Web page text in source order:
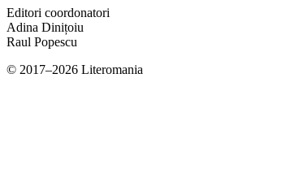
Editori coordonatori
Adina Dinițoiu
Raul Popescu
© 2017–2026 Literomania